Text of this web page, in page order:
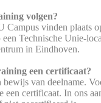
volgen?
Campus vinden plaats
Technische Unie-
in Eindhoven.
een certificaat?
van deelname.
een certificaat. In ons